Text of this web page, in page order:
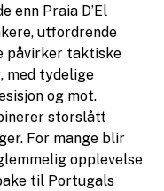
enn Praia D’El
utfordrende
påvirker taktiske
med tydelige
og mot.
storslått
For mange blir
opplevelse
til Portugals